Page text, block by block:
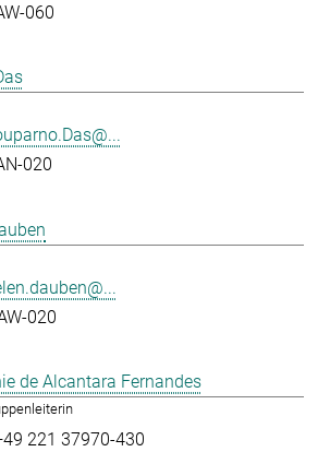
060
020
020
de Alcantara Fernandes
221 37970-430